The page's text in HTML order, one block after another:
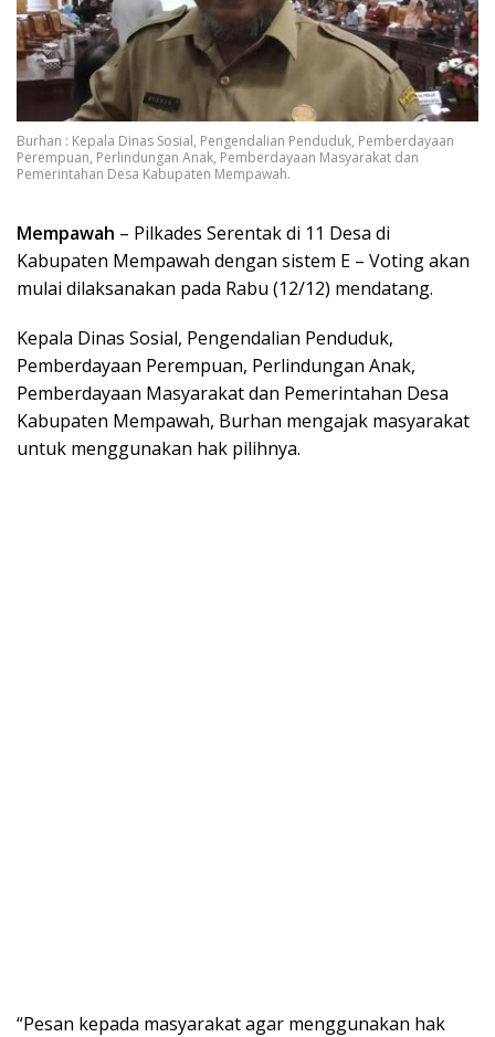
Burhan : Kepala Dinas Sosial, Pengendalian Penduduk, Pemberdayaan
Perempuan, Perlindungan Anak, Pemberdayaan Masyarakat dan
Pemerintahan Desa Kabupaten Mempawah.
Mempawah – Pilkades Serentak di 11 Desa di
Kabupaten Mempawah dengan sistem E – Voting akan
mulai dilaksanakan pada Rabu (12/12) mendatang.
Kepala Dinas Sosial, Pengendalian Penduduk,
Pemberdayaan Perempuan, Perlindungan Anak,
Pemberdayaan Masyarakat dan Pemerintahan Desa
Kabupaten Mempawah, Burhan mengajak masyarakat
untuk menggunakan hak pilihnya.
“Pesan kepada masyarakat agar menggunakan hak